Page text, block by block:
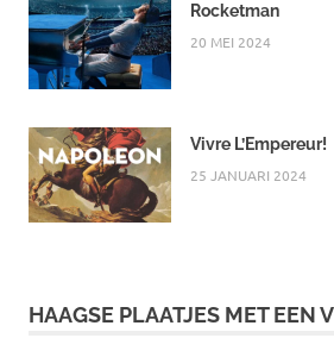
Rocketman
20 MEI 2024
Vivre L’Empereur!
25 JANUARI 2024
HAAGSE PLAATJES MET EEN